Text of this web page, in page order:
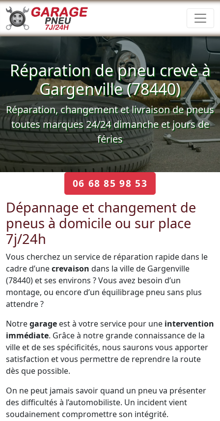
Réparation de pneu crevè à
Gargenville (78440)
Réparation, changement et livraison de pneus
toutes marques 24/24 dimanche et jours de
féries
06 68 85 98 53
Dépannage et changement de
pneus à domicile ou sur place
7j/24h
Vous cherchez un service de réparation rapide dans le
cadre d’unecrevaison dans la ville de Gargenville
(78440) et ses environs ? Vous avez besoin d’un
montage, ou encore d’un équilibrage pneu sans plus
attendre ?
Notregarage est à votre service pour une intervention
immédiate. Grâce à notre grande connaissance de la
ville et de ses spécificités, nous saurons vous apporter
satisfaction et vous permettre de reprendre la route
dès que possible.
On ne peut jamais savoir quand un pneu va présenter
des difficultés à l’automobiliste. Un incident vient
soudainement compromettre son intégrité.